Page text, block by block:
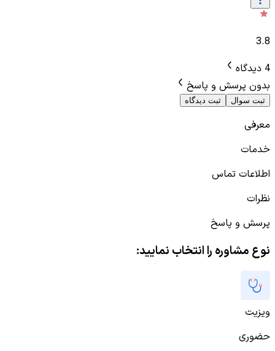
3.8
4 دیدگاه
بدون پرسش و پاسخ
ثبت سوال ثبت دیدگاه
معرفی
خدمات
اطلاعات تماس
نظرات
پرسش و پاسخ
نوع مشاوره را انتخاب نمایید:
ویزیت
حضوری